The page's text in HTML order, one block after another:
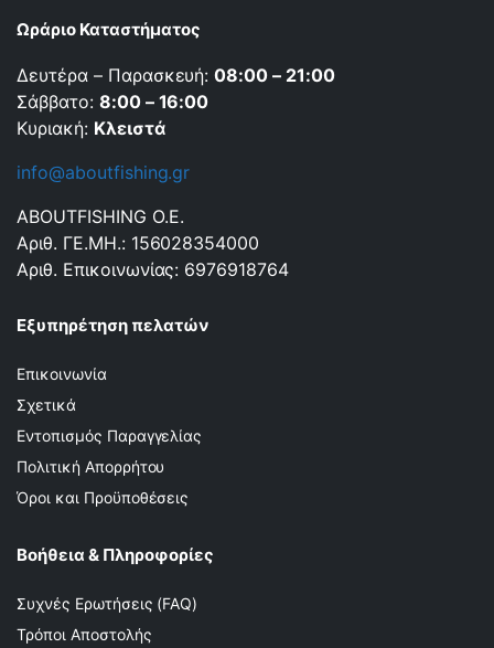
Ωράριο Καταστήματος
Δευτέρα – Παρασκευή:08:00 – 21:00
Σάββατο: 8:00 – 16:00
Κυριακή: Κλειστά
info@aboutfishing.gr
ABOUTFISHING Ο.Ε.
Αριθ. ΓΕ.ΜΗ.: 156028354000
Αριθ. Επικοινωνίας: 6976918764
Εξυπηρέτηση πελατών
Επικοινωνία
Σχετικά
Εντοπισμός Παραγγελίας
Πολιτική Απορρήτου
Όροι και Προϋποθέσεις
Βοήθεια & Πληροφορίες
Συχνές Ερωτήσεις (FAQ)
Τρόποι Αποστολής